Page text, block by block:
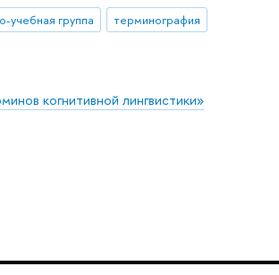
учебная группа терминография
когнитивной лингвистики»